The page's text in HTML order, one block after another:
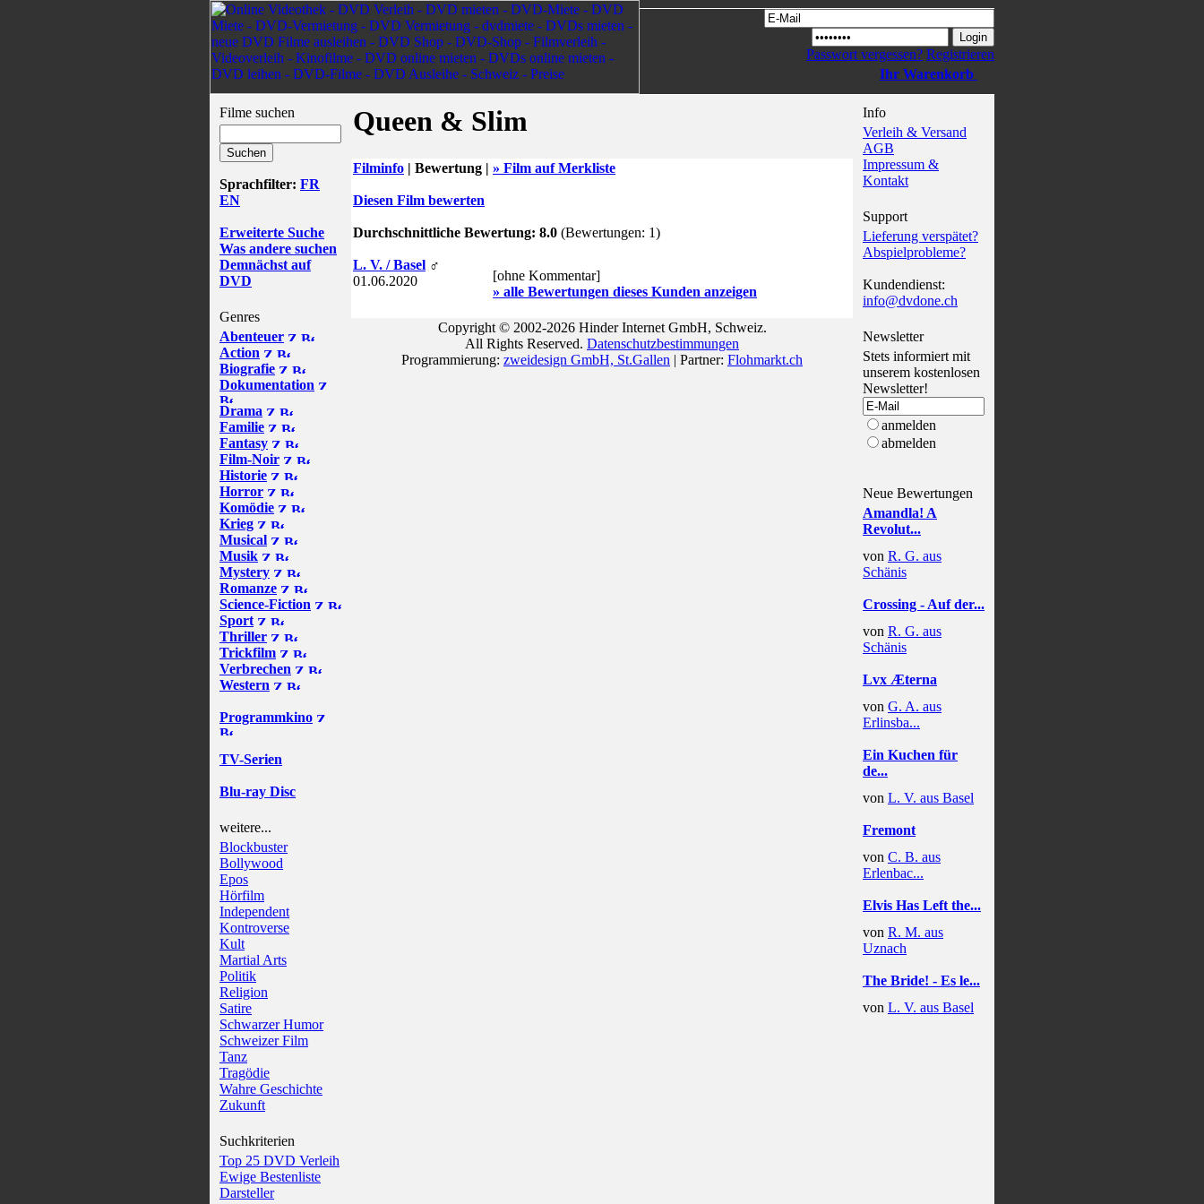
Passwort vergessen? Registrieren
Ihr Warenkorb
Filme suchen
Sprachfilter: FR
EN
Erweiterte Suche
Was andere suchen
Demnächst auf
DVD
Genres
Abenteuer
Action
Biografie
Dokumentation
Drama
Familie
Fantasy
Film-Noir
Historie
Horror
Komödie
Krieg
Musical
Musik
Mystery
Romanze
Science-Fiction
Sport
Thriller
Trickfilm
Verbrechen
Western
Programmkino
TV-Serien
Blu-ray Disc
weitere...
Blockbuster
Bollywood
Epos
Hörfilm
Independent
Kontroverse
Kult
Martial Arts
Politik
Religion
Satire
Schwarzer Humor
Schweizer Film
Tanz
Tragödie
Wahre Geschichte
Zukunft
Suchkriterien
Top 25 DVD Verleih
Ewige Bestenliste
Darsteller
Queen & Slim
Filminfo | Bewertung | » Film auf Merkliste
Diesen Film bewerten
Durchschnittliche Bewertung: 8.0 (Bewertungen: 1)
L. V. / Basel ♂
01.06.2020
[ohne Kommentar]
» alle Bewertungen dieses Kunden anzeigen
Copyright © 2002-2026 Hinder Internet GmbH, Schweiz.
All Rights Reserved. Datenschutzbestimmungen
Programmierung: zweidesign GmbH, St.Gallen | Partner: Flohmarkt.ch
Info
Verleih & Versand
AGB
Impressum &
Kontakt
Support
Lieferung verspätet?
Abspielprobleme?
Kundendienst:
info@dvdone.ch
Newsletter
Stets informiert mit
unserem kostenlosen
Newsletter!
anmelden
abmelden
Neue Bewertungen
Amandla! A
Revolut...
von R. G. aus
Schänis
Crossing - Auf der...
von R. G. aus
Schänis
Lvx Æterna
von G. A. aus
Erlinsba...
Ein Kuchen für
de...
von L. V. aus Basel
Fremont
von C. B. aus
Erlenbac...
Elvis Has Left the...
von R. M. aus
Uznach
The Bride! - Es le...
von L. V. aus Basel